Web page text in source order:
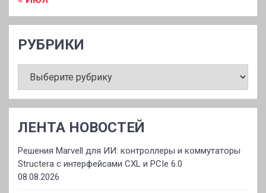
РУБРИКИ
ЛЕНТА НОВОСТЕЙ
Решения Marvell для ИИ: контроллеры и коммутаторы
Structera с интерфейсами CXL и PCIe 6.0
08.08.2026